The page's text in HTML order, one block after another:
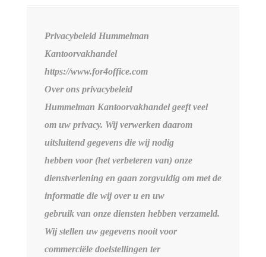
Privacybeleid Hummelman
Kantoorvakhandel
https://www.for4office.com
Over ons privacybeleid
Hummelman Kantoorvakhandel geeft veel
om uw privacy. Wij verwerken daarom
uitsluitend gegevens die wij nodig
hebben voor (het verbeteren van) onze
dienstverlening en gaan zorgvuldig om met de
informatie die wij over u en uw
gebruik van onze diensten hebben verzameld.
Wij stellen uw gegevens nooit voor
commerciële doelstellingen ter